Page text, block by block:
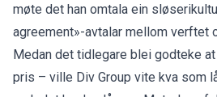
møte det han omtala ein
agreement»-avtalar mellom verftet
Medan det tidlegare blei godteke
pris – ville Div Group vite kva som